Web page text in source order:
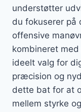
understøtter
du fokuserer på
offensive
kombineret
ideelt valg for
præcision og
dette bat for at
mellem styrke